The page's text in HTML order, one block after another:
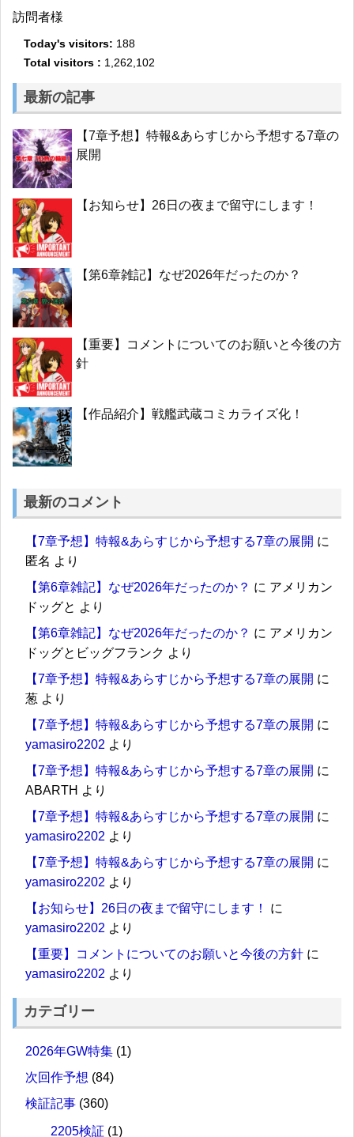
訪問者様
Today's visitors: 188
Total visitors : 1,262,102
最新の記事
【7章予想】特報&あらすじから予想する7章の
展開
【お知らせ】26日の夜まで留守にします！
【第6章雑記】なぜ2026年だったのか？
【重要】コメントについてのお願いと今後の方
針
【作品紹介】戦艦武蔵コミカライズ化！
最新のコメント
【7章予想】特報&あらすじから予想する7章の展開 に
匿名 より
【第6章雑記】なぜ2026年だったのか？ に アメリカン
ドッグと より
【第6章雑記】なぜ2026年だったのか？ に アメリカン
ドッグとビッグフランク より
【7章予想】特報&あらすじから予想する7章の展開 に
葱 より
【7章予想】特報&あらすじから予想する7章の展開 に
yamasiro2202 より
【7章予想】特報&あらすじから予想する7章の展開 に
ABARTH より
【7章予想】特報&あらすじから予想する7章の展開 に
yamasiro2202 より
【7章予想】特報&あらすじから予想する7章の展開 に
yamasiro2202 より
【お知らせ】26日の夜まで留守にします！
に
yamasiro2202 より
【重要】コメントについてのお願いと今後の方針 に
yamasiro2202 より
カテゴリー
2026年GW特集 (1)
次回作予想 (84)
検証記事 (360)
2205検証 (1)